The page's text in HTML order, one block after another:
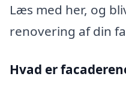
Læs med her, og
renovering af din
Hvad er